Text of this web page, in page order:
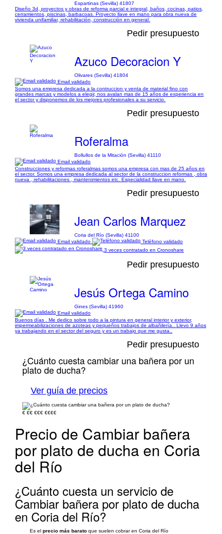
Espartinas (Sevilla) 41807
Diseño 3d, proyectos y obras de reforma parcial e integral, baños, cocinas, patios,
cerramientos, piscinas, barbacoas. Proyecto llave en mano para obra nueva de
vivienda unifamiliar, rehabilitación, construcción en general.
Pedir presupuesto
Azuco Decoracion Y
Olivares (Sevilla) 41804
Email validado
Somos una empresa dedicada a la contruccion y venta de material fino con
grandes marcas y modelos a elegir, nos avalan mas de 15 años de experiencia en
el sector y disponemos de los mejores profesionales a su servicio.
Pedir presupuesto
Roferalma
Bollullos de la Mitación (Sevilla) 41110
Email validado
Construcciones y reformas roferalmas somos una empresa con mas de 25 años en
el sector. Somos una empresa dedicada al sector de la construccion reformas , obra
nueva , rehabilitaciones , mantenimientos etc. Especialidad llave en mano.
Pedir presupuesto
Jean Carlos Marquez
Coria del Río (Sevilla) 41100
Email validado
Teléfono validado
3 veces contratado en Cronoshare
Pedir presupuesto
Jesús Ortega Camino
Gines (Sevilla) 41960
Email validado
Buenos días . Me dedico sobre todo a la pintura en general interior y exterior,
impermeabilizaciones de azoteas y pequeños trabajos de albañilería.. Llevo 9 años
ya trabajando en el sector del seguro y es un trabajo que me gusta..
Pedir presupuesto
¿Cuánto cuesta cambiar una bañera por un
plato de ducha?
Ver guía de precios
€ €€ €€€ €€€€
Precio de Cambiar bañera
por plato de ducha en Coria
del Río
¿Cuánto cuesta un servicio de
Cambiar bañera por plato de ducha
en Coria del Río?
Es el precio más barato que suelen cobrar en Coria del Río